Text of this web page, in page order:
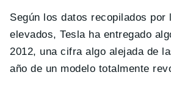
Según los datos recopilados
elevados, Tesla ha entregado
2012, una cifra algo alejada de
año de un modelo totalmente